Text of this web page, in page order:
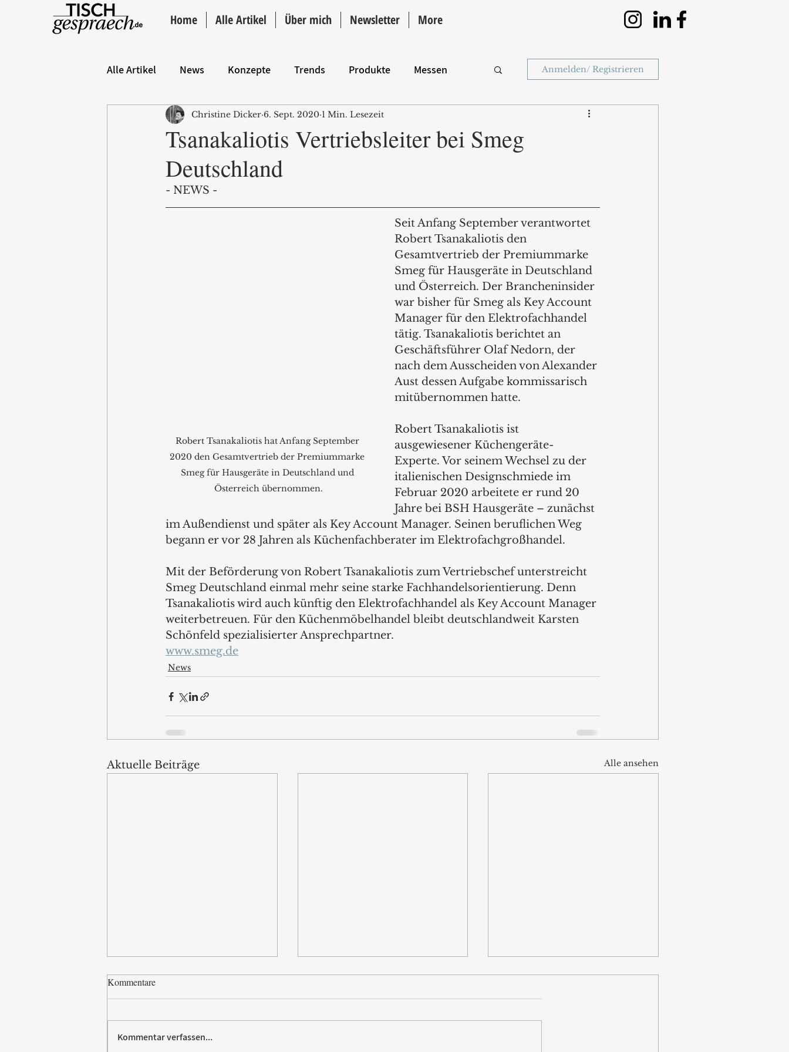
Home Alle Artikel Über mich Newsletter More
Alle Artikel News Konzepte Trends Produkte Messen
Hintergrund ANZEIGE Intro
Anmelden/ Registrieren
Tsanakaliotis Vertriebsleiter bei Smeg
Deutschland
Christine Dicker 6. Sept. 2020 1 Min. Lesezeit
- NEWS -
Robert Tsanakaliotis hat Anfang September
2020 den Gesamtvertrieb der Premiummarke
Smeg für Hausgeräte in Deutschland und
Österreich übernommen.
Seit Anfang September verantwortet
Robert Tsanakaliotis den
Gesamtvertrieb der Premiummarke
Smeg für Hausgeräte in Deutschland
und Österreich. Der Brancheninsider
war bisher für Smeg als Key Account
Manager für den Elektrofachhandel
tätig. Tsanakaliotis berichtet an
Geschäftsführer Olaf Nedorn, der
nach dem Ausscheiden von Alexander
Aust dessen Aufgabe kommissarisch
mitübernommen hatte.
Robert Tsanakaliotis ist
ausgewiesener Küchengeräte-
Experte. Vor seinem Wechsel zu der
italienischen Designschmiede im
Februar 2020 arbeitete er rund 20
Jahre bei BSH Hausgeräte – zunächst
im Außendienst und später als Key Account Manager. Seinen beruflichen Weg
begann er vor 28 Jahren als Küchenfachberater im Elektrofachgroßhandel.
Mit der Beförderung von Robert Tsanakaliotis zum Vertriebschef unterstreicht
Smeg Deutschland einmal mehr seine starke Fachhandelsorientierung. Denn
Tsanakaliotis wird auch künftig den Elektrofachhandel als Key Account Manager
weiterbetreuen. Für den Küchenmöbelhandel bleibt deutschlandweit Karsten
Schönfeld spezialisierter Ansprechpartner.
www.smeg.de
News
Aktuelle Beiträge Alle ansehen
Kommentare
Kommentar verfassen...